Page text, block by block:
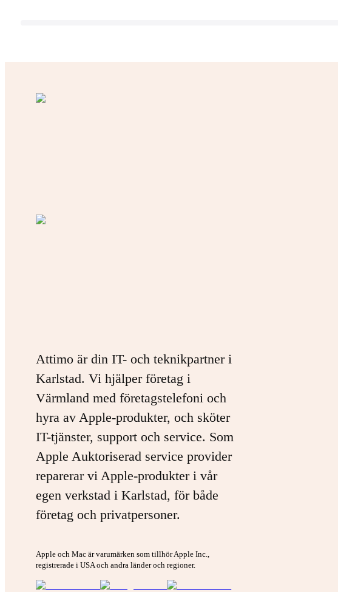
Attimo är din IT- och teknikpartner i
Karlstad. Vi hjälper företag i
Värmland med företagstelefoni och
hyra av Apple-produkter, och sköter
IT-tjänster, support och service. Som
Apple Auktoriserad service provider
reparerar vi Apple-produkter i vår
egen verkstad i Karlstad, för både
företag och privatpersoner.
Apple och Mac är varumärken som tillhör Apple Inc.,
registrerade i USA och andra länder och regioner.